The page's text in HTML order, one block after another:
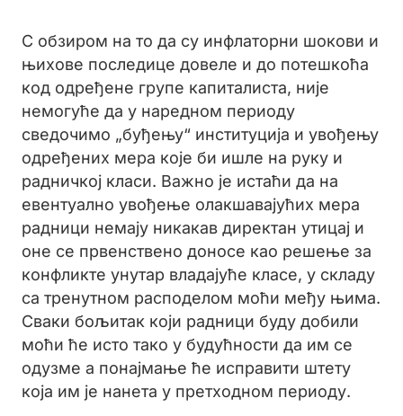
С обзиром на то да су инфлаторни шокови и
њихове последице довеле и до потешкоћа
код одређене групе капиталиста, није
немогуће да у наредном периоду
сведочимо „буђењу“ институција и увођењу
одређених мера које би ишле на руку и
радничкој класи. Важно је истаћи да на
евентуално увођење олакшавајућих мера
радници немају никакав директан утицај и
оне се првенствено доносе као решење за
конфликте унутар владајуће класе, у складу
са тренутном расподелом моћи међу њима.
Сваки бољитак који радници буду добили
моћи ће исто тако у будућности да им се
одузме а понајмање ће исправити штету
која им је нанета у претходном периоду.